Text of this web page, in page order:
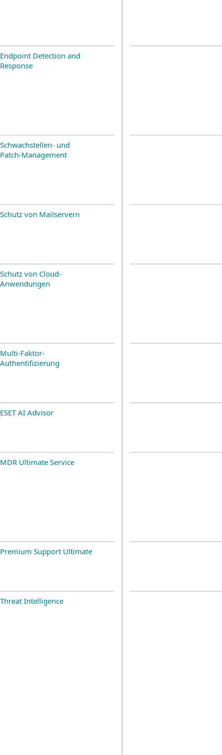
Endpoint Detection and
Response
Schwachstellen- und
Patch-Management
Schutz von Mailservern
Schutz von Cloud-
Anwendungen
Multi-Faktor-
Authentifizierung
ESET AI Advisor
MDR Ultimate Service
Premium Support Ultimate
Threat Intelligence